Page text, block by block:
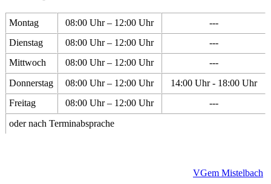
Montag 08:00 Uhr – 12:00 Uhr
---
Dienstag
08:00 Uhr – 12:00 Uhr
---
Mittwoch
08:00 Uhr – 12:00 Uhr
---
Donnerstag
08:00 Uhr – 12:00 Uhr
14:00 Uhr - 18:00 Uhr
Freitag
08:00 Uhr – 12:00 Uhr
---
oder nach Terminabsprache
VGem Mistelbach